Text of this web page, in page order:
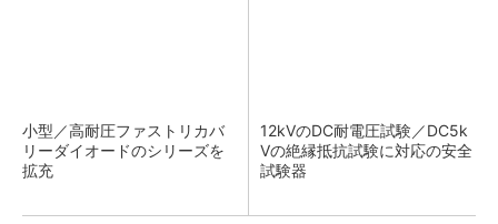
小型／高耐圧ファストリカバ
リーダイオードのシリーズを
拡充
12kVのDC耐電圧試験／DC5k
Vの絶縁抵抗試験に対応の安全
試験器